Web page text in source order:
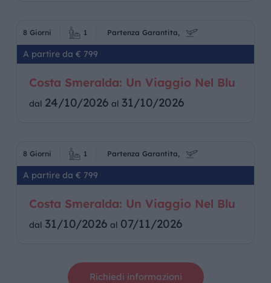
8 Giorni 1 Partenza Garantita,
A partire da € 799
Costa Smeralda: Un Viaggio Nel Blu
dal 24/10/2026 al 31/10/2026
8 Giorni 1 Partenza Garantita,
A partire da € 799
Costa Smeralda: Un Viaggio Nel Blu
dal 31/10/2026 al 07/11/2026
Richiedi informazioni